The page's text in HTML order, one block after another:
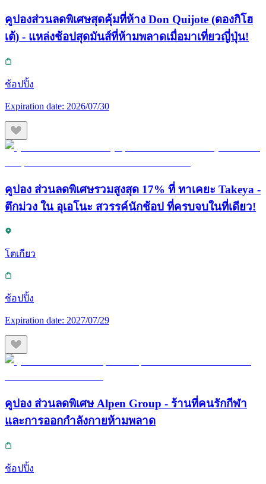
คูปองส่วนลดพิเศษสุดคุ้มที่ห้าง Don Quijote (ดองกิโฮ
เต้) - แหล่งช้อปสุดมันส์ที่ห้ามพลาดเมื่อมาเที่ยวญี่ปุ่น!
ช้อปปิ้ง
Expiration date: 2026/07/30
คูปอง ส่วนลดพิเศษรวมสูงสุด 17% ที่ ทาเคยะ Takeya -
ตึกม่วง ใน อุเอโนะ สวรรค์นักช้อป ที่ครบจบในที่เดียว!
โตเกียว
ช้อปปิ้ง
Expiration date: 2027/07/29
คูปอง ส่วนลดพิเศษ Alpen Group - ร้านที่คนรักกีฬา
และการออกกำลังกายห้ามพลาด
ช้อปปิ้ง